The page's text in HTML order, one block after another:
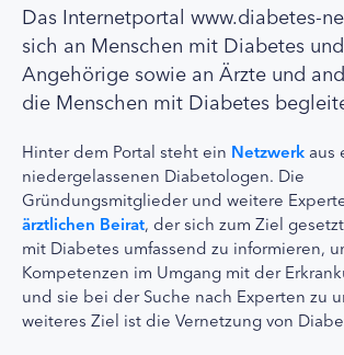
Das Internetportal www.diabetes-
sich an Menschen mit Diabetes
Angehörige sowie an Ärzte und
die Menschen mit Diabetes
Hinter dem Portal steht ein Netzwerk aus
niedergelassenen Diabetologen. Die
Gründungsmitglieder und weitere
ärztlichen Beirat, der sich zum Ziel
mit Diabetes umfassend zu informieren,
Kompetenzen im Umgang mit der
und sie bei der Suche nach Experten zu
weiteres Ziel ist die Vernetzung von